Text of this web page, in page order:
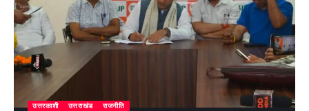
उत्तरकाशी उत्तराखंड राजनीति